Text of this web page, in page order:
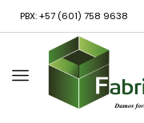
PBX: +57 (601) 758 9638